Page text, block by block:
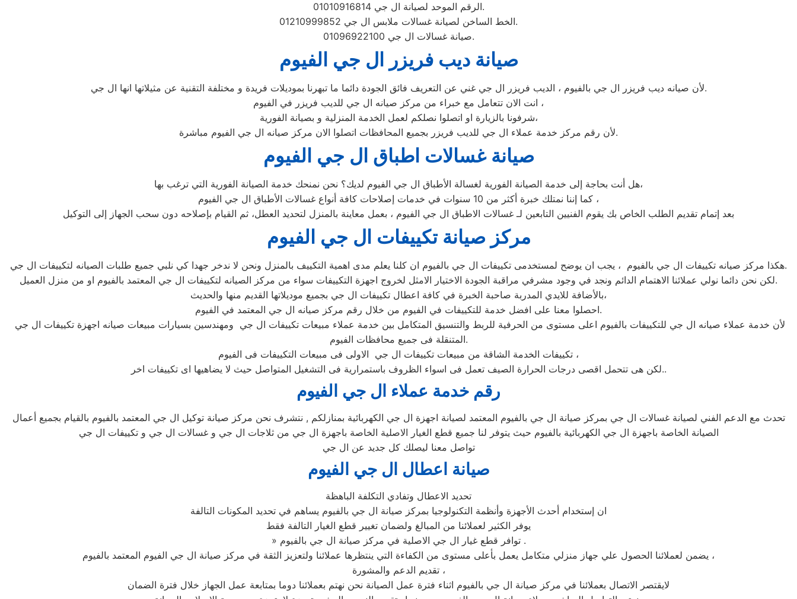
الرقم الموحد لصيانة ال جي 01010916814.
الخط الساخن لصيانة غسالات ملابس ال جي 01210999852.
صيانة غسالات ال جي 01096922100.
صيانة ديب فريزر ال جي الفيوم
لأن صيانه ديب فريزر ال جي بالفيوم ، الديب فريزر ال جي غني عن التعريف فائق الجودة دائما ما تبهرنا بموديلات فريدة و مختلفة التقنية عن مثيلاتها انها ال جي.
انت الان تتعامل مع خبراء من مركز صيانه ال جي للديب فريزر في الفيوم ،
شرفونا بالزيارة او اتصلوا نصلكم لعمل الخدمة المنزلية و بصيانة الفورية،
لأن رقم مركز خدمة عملاء ال جي للديب فريزر بجميع المحافظات اتصلوا الان مركز صيانه ال جي الفيوم مباشرة.
صيانة غسالات اطباق ال جي الفيوم
هل أنت بحاجة إلى خدمة الصيانة الفورية لغسالة الأطباق ال جي الفيوم لديك؟ نحن نمنحك خدمة الصيانة الفورية التي ترغب بها،
كما إننا نمتلك خبرة أكثر من 10 سنوات في خدمات إصلاحات كافة أنواع غسالات الأطباق ال جي الفيوم ،
بعد إتمام تقديم الطلب الخاص بك يقوم الفنيين التابعين لـ غسالات الاطباق ال جي الفيوم ، بعمل معاينة بالمنزل لتحديد العطل، ثم القيام بإصلاحه دون سحب الجهاز إلى التوكيل
مركز صيانة تكييفات ال جي الفيوم
هكذا مركز صيانه تكييفات ال جي بالفيوم ، يجب ان يوضح لمستخدمى تكييفات ال جي بالفيوم ان كلنا يعلم مدى اهمية التكييف بالمنزل ونحن لا ندخر جهدا كي نلبي جميع طلبات الصيانه لتكييفات ال جي.
لكن نحن دائما نولي عملائنا الاهتمام الدائم ونجد في وجود مشرفي مراقبة الجودة الاختيار الامثل لخروج اجهزة التكييفات سواء من مركز الصيانه لتكييفات ال جي المعتمد بالفيوم او من منزل العميل.
بالأضافة للايدي المدربة صاحبة الخبرة في كافة اعطال تكييفات ال جي بجميع موديلاتها القديم منها والحديث،
احصلوا معنا على افضل خدمة للتكييفات في الفيوم من خلال رقم مركز صيانه ال جي المعتمد في الفيوم.
لأن خدمة عملاء صيانه ال جي للتكييفات بالفيوم اعلى مستوى من الحرفية للربط والتنسيق المتكامل بين خدمة عملاء مبيعات تكييفات ال جي ومهندسين بسيارات مبيعات صيانه اجهزة تكييفات ال جي
المتنقلة فى جميع محافظات الفيوم.
تكييفات الخدمة الشاقة من مبيعات تكييفات ال جي الاولى فى مبيعات التكييفات فى الفيوم ،
لكن هى تتحمل اقصى درجات الحرارة الصيف تعمل فى اسواء الظروف باستمرارية فى التشغيل المتواصل حيث لا يضاهيها اى تكييفات اخر..
رقم خدمة عملاء ال جي الفيوم
تحدث مع الدعم الفني لصيانة غسالات ال جي بمركز صيانة ال جي بالفيوم المعتمد لصيانة اجهزة ال جي الكهربائية بمنازلكم , نتشرف نحن مركز صيانة توكيل ال جي المعتمد بالفيوم بالقيام بجميع أعمال
الصيانة الخاصة باجهزة ال جي الكهربائية بالفيوم حيث يتوفر لنا جميع قطع الغيار الاصلية الخاصة باجهزة ال جي من ثلاجات ال جي و غسالات ال جي و تكييفات ال جي
تواصل معنا ليصلك كل جديد عن ال جي
صيانة اعطال ال جي الفيوم
تحديد الاعطال وتفادي التكلفة الباهظة
ان إستخدام أحدث الأجهزة وأنظمة التكنولوجيا بمركز صيانة ال جي بالفيوم يساهم في تحديد المكونات التالفة
يوفر الكثير لعملائنا من المبالغ ولضمان تغيير قطع الغيار التالفة فقط
» توافر قطع غيار ال جي الاصلية في مركز صيانة ال جي بالفيوم .
يضمن لعملائنا الحصول علي جهاز منزلي متكامل يعمل بأعلى مستوى من الكفاءة التي ينتظرها عملائنا ولتعزيز الثقة في مركز صيانة ال جي الفيوم المعتمد بالفيوم ،
تقديم الدعم والمشورة ،
لايقتصر الاتصال بعملائنا في مركز صيانة ال جي بالفيوم اثناء فترة عمل الصيانة نحن نهتم بعملائنا دوما بمتابعة عمل الجهاز خلال فترة الضمان